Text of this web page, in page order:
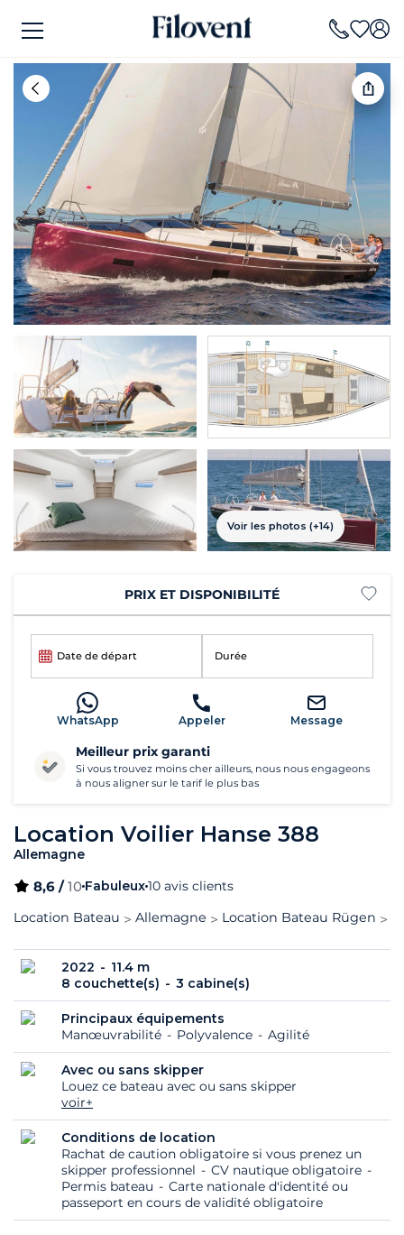
Voir les photos (+14)
Location Voilier Hanse 388
Allemagne
8,6 /10 Fabuleux10 avis clients
Location Bateau
Allemagne Location Bateau Rügen
2022
11.4 m
8 couchette(s)
3 cabine(s)
Principaux équipements
Manœuvrabilité
Polyvalence Agilité
Avec ou sans skipper
Louez ce bateau avec ou sans skipper
voir+
Conditions de location
Rachat de caution obligatoire si vous prenez un
skipper professionnel
CV nautique obligatoire
Permis bateau
Carte nationale d'identité ou
passeport en cours de validité obligatoire
PRIX ET DISPONIBILITÉ
Date de départ Durée
WhatsApp Appeler Message
Meilleur prix garanti
Si vous trouvez moins cher ailleurs, nous nous engageons
à nous aligner sur le tarif le plus bas